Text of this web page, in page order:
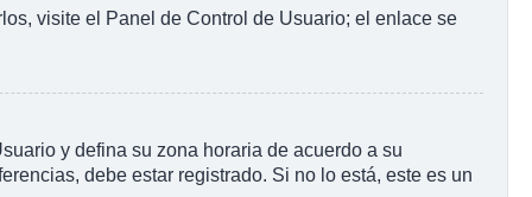
visite el Panel de Control de Usuario; el enlace se
y defina su zona horaria de acuerdo a su
debe estar registrado. Si no lo está, este es un